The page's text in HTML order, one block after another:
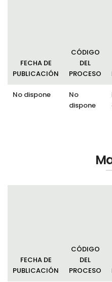
FECHA DE
PUBLICACIÓN
CÓDIGO
DEL
PROCESO
No dispone
No
dispone
FECHA DE
PUBLICACIÓN
CÓDIGO
DEL
PROCESO